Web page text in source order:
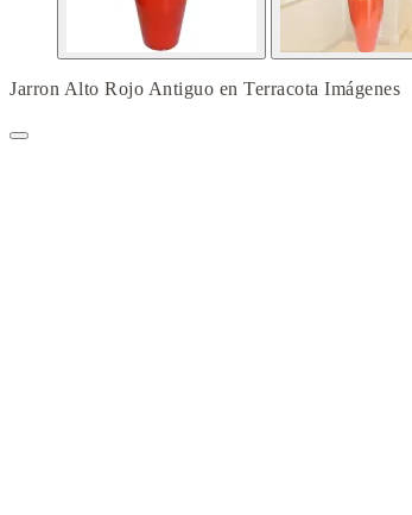
Jarron Alto Rojo Antiguo en Terracota Imágenes